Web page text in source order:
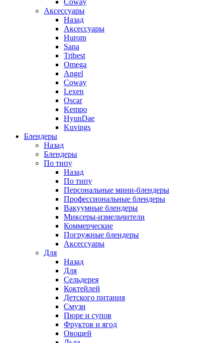
Coway
Аксессуары
Назад
Аксессуары
Hurom
Sana
Tribest
Omega
Angel
Coway
Lexen
Oscar
Kempo
HyunDae
Kuvings
Блендеры
Назад
Блендеры
По типу
Назад
По типу
Персональные мини-блендеры
Профессиональные блендеры
Вакуумные блендеры
Миксеры-измельчители
Коммерческие
Погружные блендеры
Аксессуары
Для
Назад
Для
Сельдерея
Коктейлей
Детского питания
Смузи
Пюре и супов
Фруктов и ягод
Овощей